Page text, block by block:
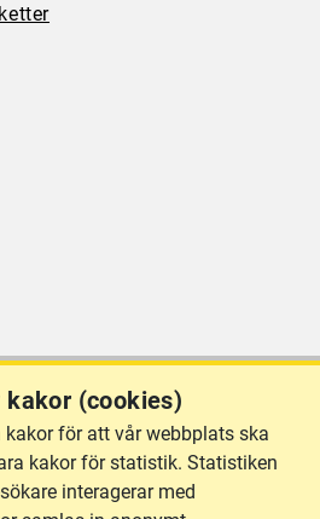
kakor (cookies)
för att vår webbplats ska
kakor för statistik. Statistiken
interagerar med